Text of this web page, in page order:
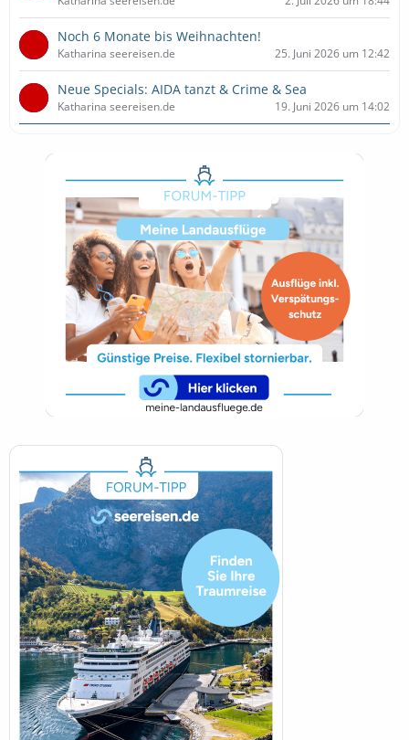
Noch 6 Monate bis Weihnachten!
Katharina seereisen.de 25. Juni 2026 um 12:42
Neue Specials: AIDA tanzt & Crime & Sea
Katharina seereisen.de 19. Juni 2026 um 14:02